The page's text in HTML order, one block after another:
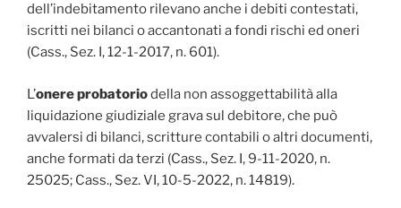
dell’indebitamento rilevano anche i debiti contestati,
iscritti nei bilanci o accantonati a fondi rischi ed oneri
(Cass., Sez. I, 12-1-2017, n. 601).
L’onere probatoriodella non assoggettabilità alla
liquidazione giudiziale grava sul debitore, che può
avvalersi di bilanci, scritture contabili o altri documenti,
anche formati da terzi (Cass., Sez. I, 9-11-2020, n.
25025; Cass., Sez. VI, 10-5-2022, n. 14819).